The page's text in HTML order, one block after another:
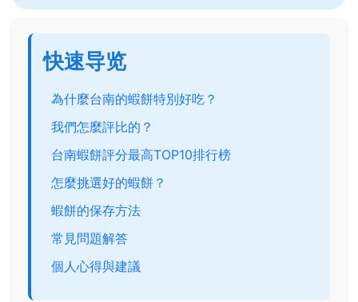
快速导览
為什麼台南的蝦餅特別好吃？
我們怎麼評比的？
台南蝦餅評分最高TOP10排行榜
怎麼挑選好的蝦餅？
蝦餅的保存方法
常見問題解答
個人心得與建議